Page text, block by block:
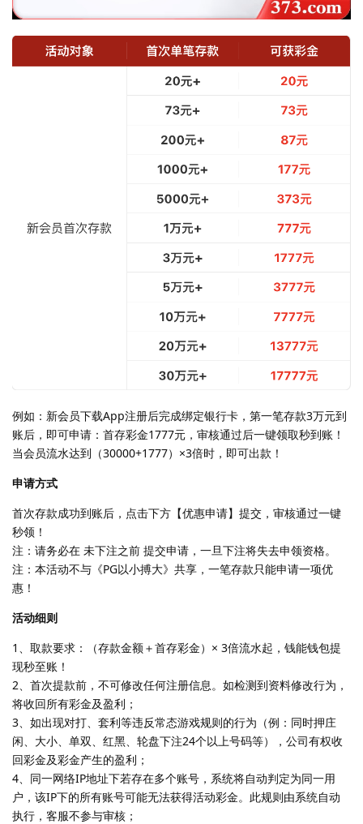
例如：新会员下载App注册后完成绑定银行卡，第一笔存款3万元到
账后，即可申请：首存彩金1777元，审核通过后一键领取秒到账！
当会员流水达到（30000+1777）×3倍时，即可出款！
申请方式
首次存款成功到账后，点击下方【优惠申请】提交，审核通过一键
秒领！
注：请务必在 未下注之前 提交申请，一旦下注将失去申领资格。
注：本活动不与《PG以小搏大》共享，一笔存款只能申请一项优
惠！
活动细则
1、取款要求：（存款金额＋首存彩金）× 3倍流水起，钱能钱包提
现秒至账！
2、首次提款前，不可修改任何注册信息。如检测到资料修改行为，
将收回所有彩金及盈利；
3、如出现对打、套利等违反常态游戏规则的行为（例：同时押庄
闲、大小、单双、红黑、轮盘下注24个以上号码等），公司有权收
回彩金及彩金产生的盈利；
4、同一网络IP地址下若存在多个账号，系统将自动判定为同一用
户，该IP下的所有账号可能无法获得活动彩金。此规则由系统自动
执行，客服不参与审核；